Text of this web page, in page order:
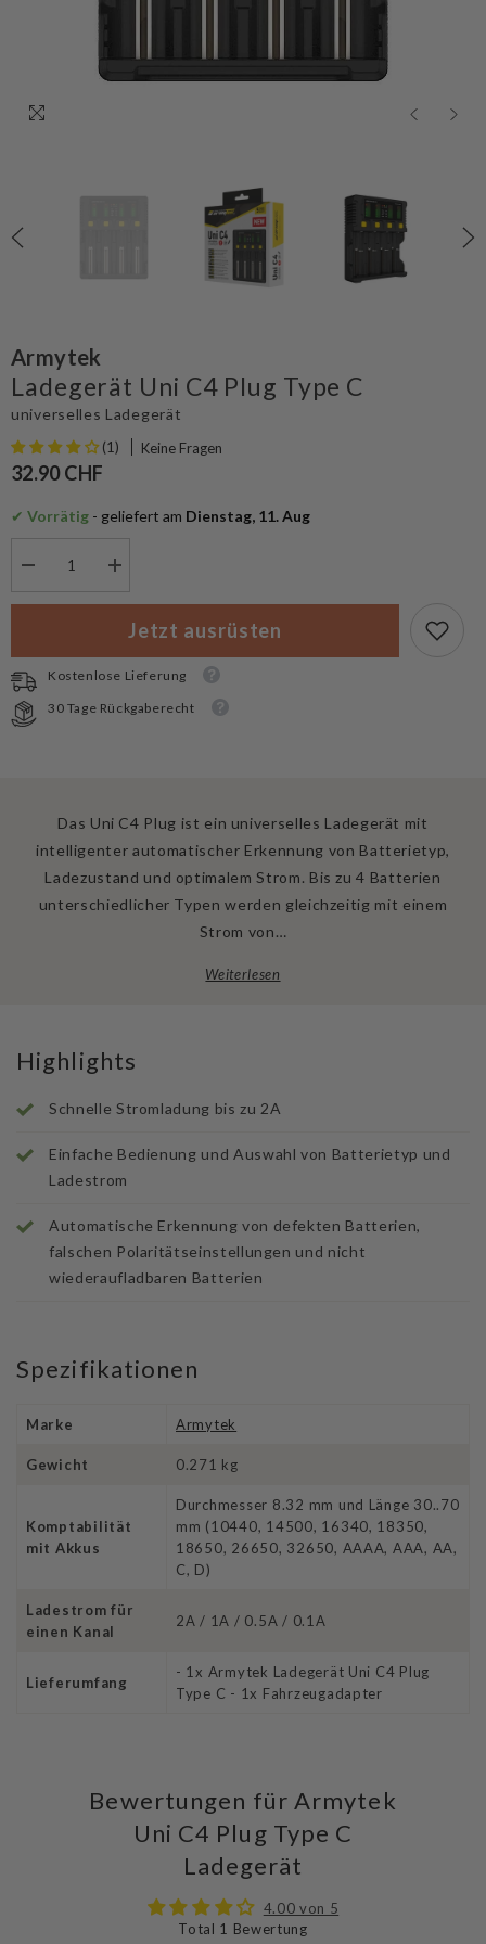
Armytek
Ladegerät Uni C4 Plug Type C
universelles Ladegerät
(1) Keine Fragen
32.90 CHF
✔ Vorrätig - geliefert am Dienstag, 11. Aug
für
Plug
Type
C
Ladegerät
Menge
für
Armytek
Uni
Plug
Ladegerät
Jetzt ausrüsten
Kostenlose Lieferung
30 Tage Rückgaberecht
Das Uni C4 Plug ist ein universelles Ladegerät mit
intelligenter automatischer Erkennung von Batterietyp,
Ladezustand und optimalem Strom. Bis zu 4 Batterien
unterschiedlicher Typen werden gleichzeitig mit einem
Strom von…
Weiterlesen
Highlights
Schnelle Stromladung bis zu 2A
Einfache Bedienung und Auswahl von Batterietyp und
Ladestrom
Automatische Erkennung von defekten Batterien,
falschen Polaritätseinstellungen und nicht
wiederaufladbaren Batterien
Spezifikationen
Marke Armytek
Gewicht 0.271 kg
Komptabilität
mit Akkus
Durchmesser 8.32 mm und Länge 30..70
mm (10440, 14500, 16340, 18350,
18650, 26650, 32650, AAAA, AAA, AA,
C, D)
Ladestrom für
einen Kanal
2A / 1A / 0.5A / 0.1A
Lieferumfang
- 1x Armytek Ladegerät Uni C4 Plug
Type C - 1x Fahrzeugadapter
Bewertungen für Armytek
Uni C4 Plug Type C
Ladegerät
4.00 von 5
Total 1 Bewertung